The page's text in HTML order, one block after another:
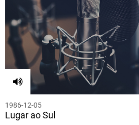
1986-12-05
Lugar ao Sul